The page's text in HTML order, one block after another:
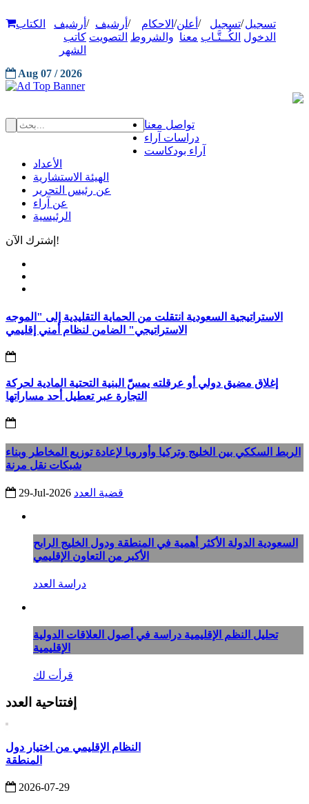
تسجيل
الدخول
/تسجيل
الكُــتَّـاب
/ أعلن
معنا
/ الاحكام
والشروط
/ أرشيف
التصويت
/ أرشيف
كاتب
الشهر
الكتاب
Aug 07 / 2026
تواصل معنا
دراسات آراء
آراء بودكاست
الأعداد
الهيئة الاستشارية
عن رئيس التحرير
عن آراء
الرئيسية
إشترك الآن!
الاستراتيجية السعودية انتقلت من الحماية التقليدية إلى "الموجه
الاستراتيجي" الضامن لنظام أمني إقليمي
إغلاق مضيق دولي أو عرقلته يمسّّ البنية التحتية المادية لحركة
التجارة عبر تعطيل أحد مساراتها
الربط السككي بين الخليج وتركيا وأوروبا لإعادة توزيع المخاطر وبناء
شبكات نقل مرنة
29-Jul-2026 قضية العدد
السعودية الدولة الأكثر أهمية في المنطقة ودول الخليج الرابح
الأكبر من التعاون الإقليمي
دراسة العدد
تحليل النظم الإقليمية دراسة في أصول العلاقات الدولية
الإقليمية
قرأت لك
إفتتاحية العدد
النظام الإقليمي من اختيار دول
المنطقة
2026-07-29